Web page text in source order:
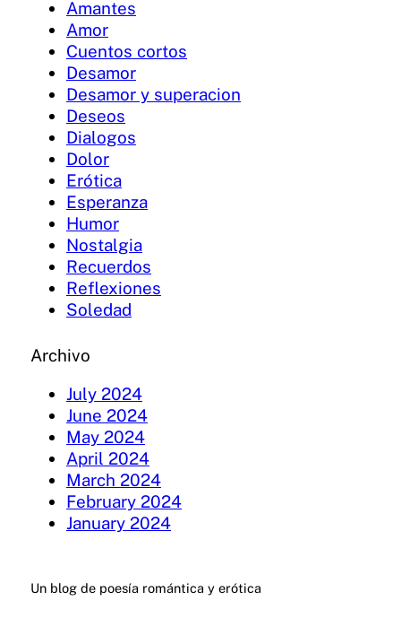
Amantes
Amor
Cuentos cortos
Desamor
Desamor y superacion
Deseos
Dialogos
Dolor
Erótica
Esperanza
Humor
Nostalgia
Recuerdos
Reflexiones
Soledad
Archivo
July 2024
June 2024
May 2024
April 2024
March 2024
February 2024
January 2024
Un blog de poesía romántica y erótica